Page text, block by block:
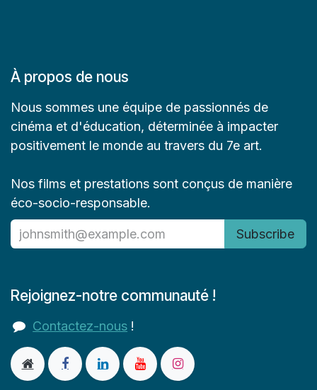
À propos de nous
Nous sommes une équipe de passionnés de
cinéma et d'éducation, déterminée à impacter
positivement le monde au travers du 7e art.
Nos films et prestations sont conçus de manière
éco-socio-responsable.
Subscribe
Rejoignez-notre communauté !
Contactez-nous !